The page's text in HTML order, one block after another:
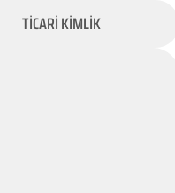
TİCARİ KİMLİK